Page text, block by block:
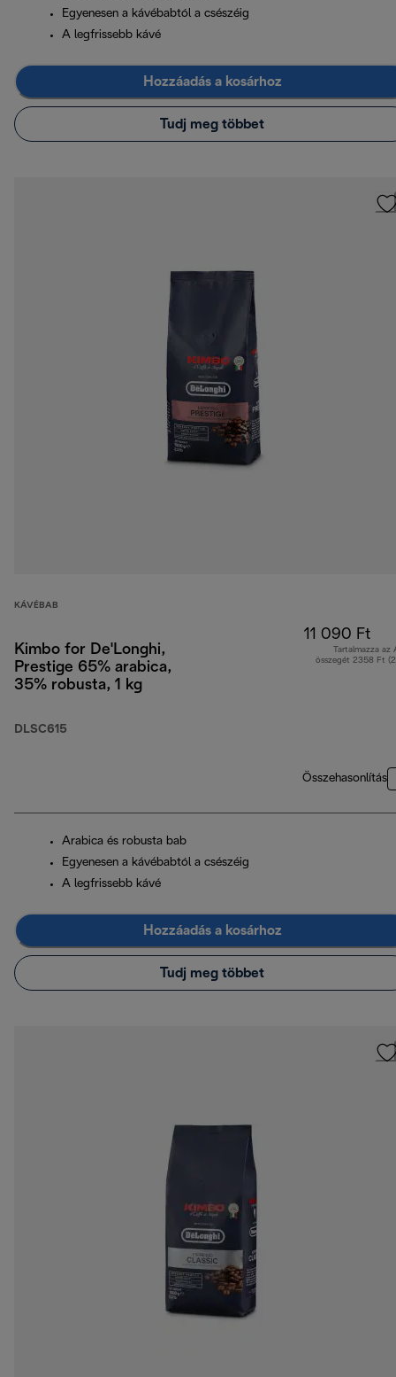
Egyenesen a kávébabtól a csészéig
A legfrissebb kávé
Hozzáadás a kosárhoz
Tudj meg többet
KÁVÉBAB
Kimbo for De'Longhi,
Prestige 65% arabica,
35% robusta, 1 kg
DLSC615
11 090 Ft
Tartalmazza az
összegét 2358 Ft
Összehasonlítás
Arabica és robusta bab
Egyenesen a kávébabtól a csészéig
A legfrissebb kávé
Hozzáadás a kosárhoz
Tudj meg többet